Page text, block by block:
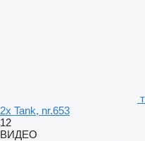
2x Tank, nr.653
12
ВИДЕО